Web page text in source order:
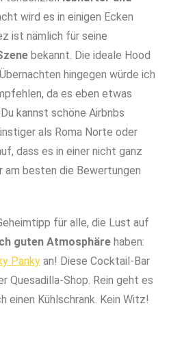
wird es in einigen Ecken
ist nämlich für seine
bekannt. Die ideale Hood
hingegen würde ich
da es eben etwas
kannst schöne Airbnbs
als Roma Norte oder
dass es in einer nicht ganz
besten die Bewertungen
für alle, die Lust auf
guten Atmosphäre haben:
Panky an! Diese Cocktail-Bar
Quesadilla-Shop. Rein geht es
einen Kühlschrank. Kein Witz!